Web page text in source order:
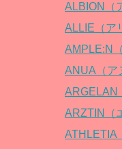
ALBION（
ALLIE（ア
AMPLE:N
ANUA（ア
ARGELAN
ARZTIN（
ATHLETIA